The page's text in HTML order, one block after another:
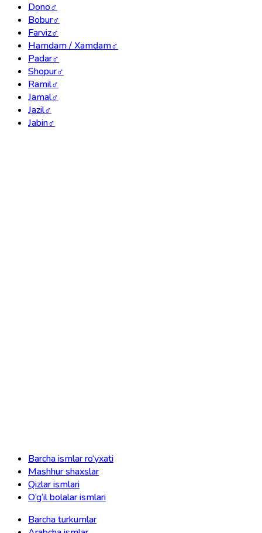
Dono♂
Bobur♂
Farviz♂
Hamdam / Xamdam♂
Padar♂
Shopur♂
Ramil♂
Jamal♂
Jazil♂
Jabin♂
Barcha ismlar ro‘yxati
Mashhur shaxslar
Qizlar ismlari
O‘g‘il bolalar ismlari
Barcha turkumlar